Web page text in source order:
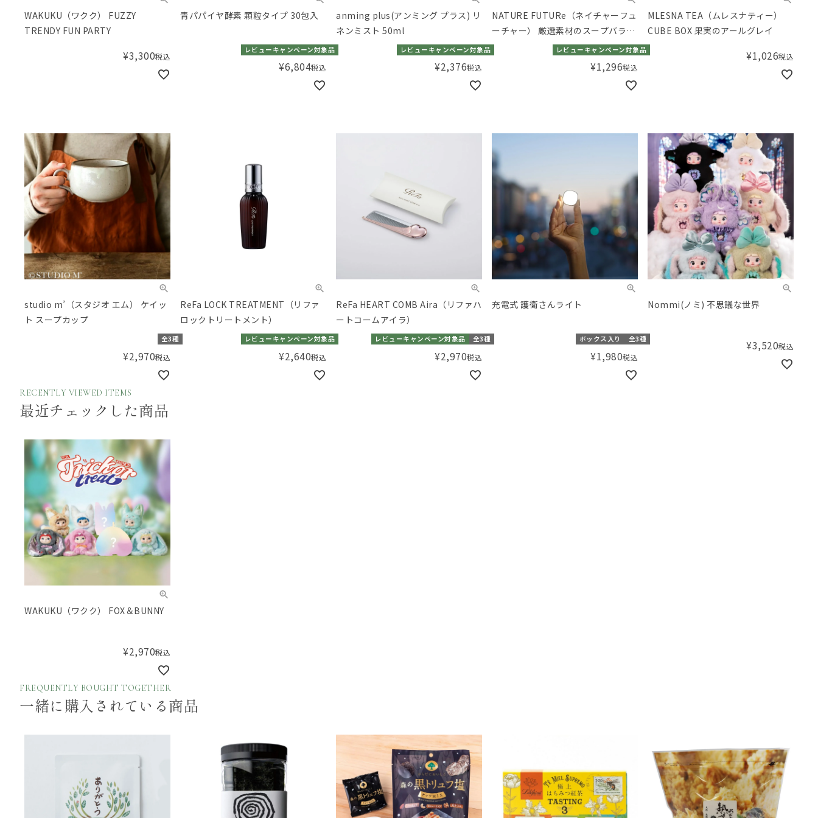
WAKUKU（ワクク） FUZZY
TRENDY FUN PARTY
¥3,300税込
青パパイヤ酵素 顆粒タイプ 30包入
レビューキャンペーン対象品
¥6,804税込
anming plus(アンミング プラス) リ
ネンミスト 50ml
レビューキャンペーン対象品
¥2,376税込
NATURE FUTURe（ネイチャーフュ
ーチャー） 厳選素材のスープバラエ
ティセット 4種8食入レビューキャンペーン対象品
¥1,296税込
MLESNA TEA（ムレスナティー）
CUBE BOX 果実のアールグレイ
¥1,026税込
studio m’（スタジオ エム） ケイッ
ト スープカップ
全3種
¥2,970税込
ReFa LOCK TREATMENT（リファ
ロックトリートメント）
レビューキャンペーン対象品
¥2,640税込
ReFa HEART COMB Aira（リファハ
ートコームアイラ）
レビューキャンペーン対象品 全3種
¥2,970税込
充電式 護衛さんライト
ボックス入り 全3種
¥1,980税込
Nommi(ノミ) 不思議な世界
¥3,520税込
RECENTLY VIEWED ITEMS
最近チェックした商品
WAKUKU（ワクク） FOX＆BUNNY
¥2,970税込
FREQUENTLY BOUGHT TOGETHER
一緒に購入されている商品